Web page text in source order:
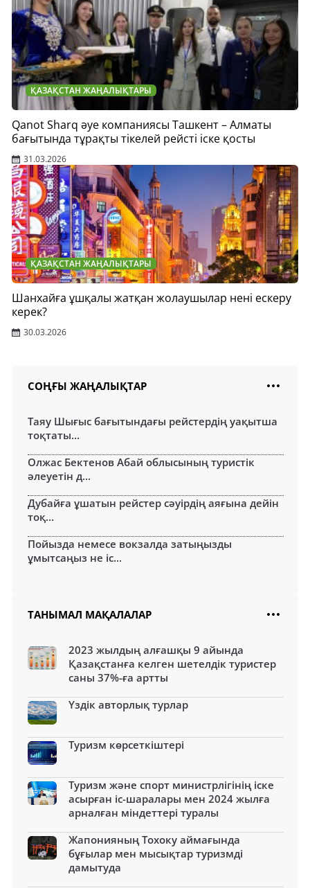
ҚАЗАҚСТАН ЖАҢАЛЫҚТАРЫ
Qanot Sharq әуе компаниясы Ташкент – Алматы
бағытында тұрақты тікелей рейсті іске қосты
31.03.2026
ҚАЗАҚСТАН ЖАҢАЛЫҚТАРЫ
Шанхайға ұшқалы жатқан жолаушылар нені ескеру
керек?
30.03.2026
СОҢҒЫ ЖАҢАЛЫҚТАР
Таяу Шығыс бағытындағы рейстердің уақытша
тоқтаты...
Олжас Бектенов Абай облысының туристік
әлеуетін д...
Дубайға ұшатын рейстер сәуірдің аяғына дейін
тоқ...
Пойызда немесе вокзалда затыңызды
ұмытсаңыз не іс...
ТАНЫМАЛ МАҚАЛАЛАР
2023 жылдың алғашқы 9 айында
Қазақстанға келген шетелдік туристер
саны 37%-ға артты
Үздік авторлық турлар
Туризм көрсеткіштері
Туризм және спорт министрлігінің іске
асырған іс-шаралары мен 2024 жылға
арналған міндеттері туралы
Жапонияның Тохоку аймағында
бұғылар мен мысықтар туризмді
дамытуда